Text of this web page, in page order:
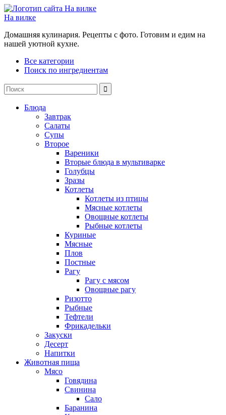
На вилке
Домашняя кулинария. Рецепты с фото. Готовим и едим на
нашей уютной кухне.
Все категории
Поиск по ингредиентам
Блюда
Завтрак
Салаты
Супы
Второе
Вареники
Вторые блюда в мультиварке
Голубцы
Зразы
Котлеты
Котлеты из птицы
Мясные котлеты
Овощные котлеты
Рыбные котлеты
Куриные
Мясные
Плов
Постные
Рагу
Рагу с мясом
Овощные рагу
Ризотто
Рыбные
Тефтели
Фрикадельки
Закуски
Десерт
Напитки
Животная пища
Мясо
Говядина
Свинина
Сало
Баранина